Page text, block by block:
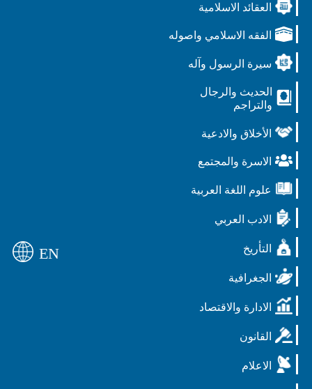
العقائد الاسلامية
الفقه الاسلامي واصوله
سيرة الرسول وآله
الحديث والرجال
والتراجم
الأخلاق والادعية
الاسرة والمجتمع
علوم اللغة العربية
الادب العربي
التأريخ
الجغرافية
الادارة والاقتصاد
القانون
الاعلام
EN